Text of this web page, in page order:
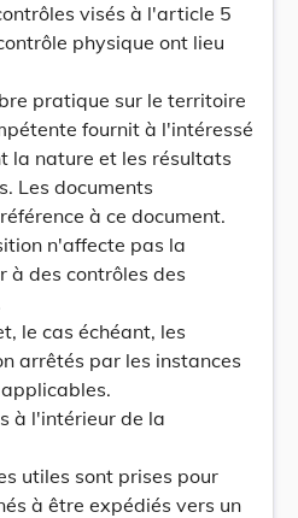
visés à l'article 5
physique ont lieu
pratique sur le territoire
fournit à l'intéressé
la nature et les résultats
Les documents
à ce document.
n'affecte pas la
à des contrôles des
le cas échéant, les
arrêtés par les instances
à l'intérieur de la
utiles sont prises pour
à être expédiés vers un